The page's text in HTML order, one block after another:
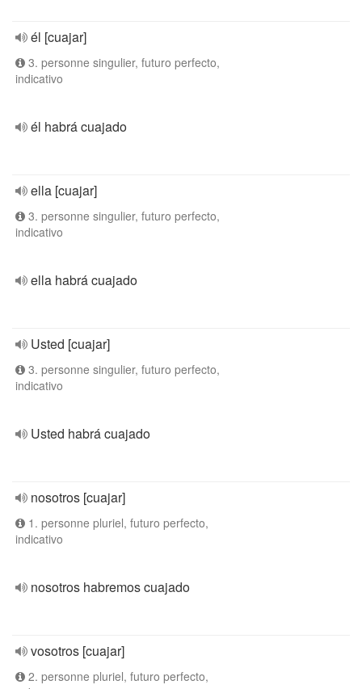
él [cuajar]
3. personne singulier, futuro perfecto,
indicativo
él habrá cuajado
ella [cuajar]
3. personne singulier, futuro perfecto,
indicativo
ella habrá cuajado
Usted [cuajar]
3. personne singulier, futuro perfecto,
indicativo
Usted habrá cuajado
nosotros [cuajar]
1. personne pluriel, futuro perfecto,
indicativo
nosotros habremos cuajado
vosotros [cuajar]
2. personne pluriel, futuro perfecto,